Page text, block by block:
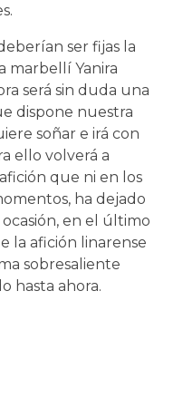
ser fijas la
marbellí Yanira
será sin duda una
dispone nuestra
soñar e irá con
ello volverá a
que ni en los
ha dejado
en el último
la afición linarense
sobresaliente
hasta ahora.